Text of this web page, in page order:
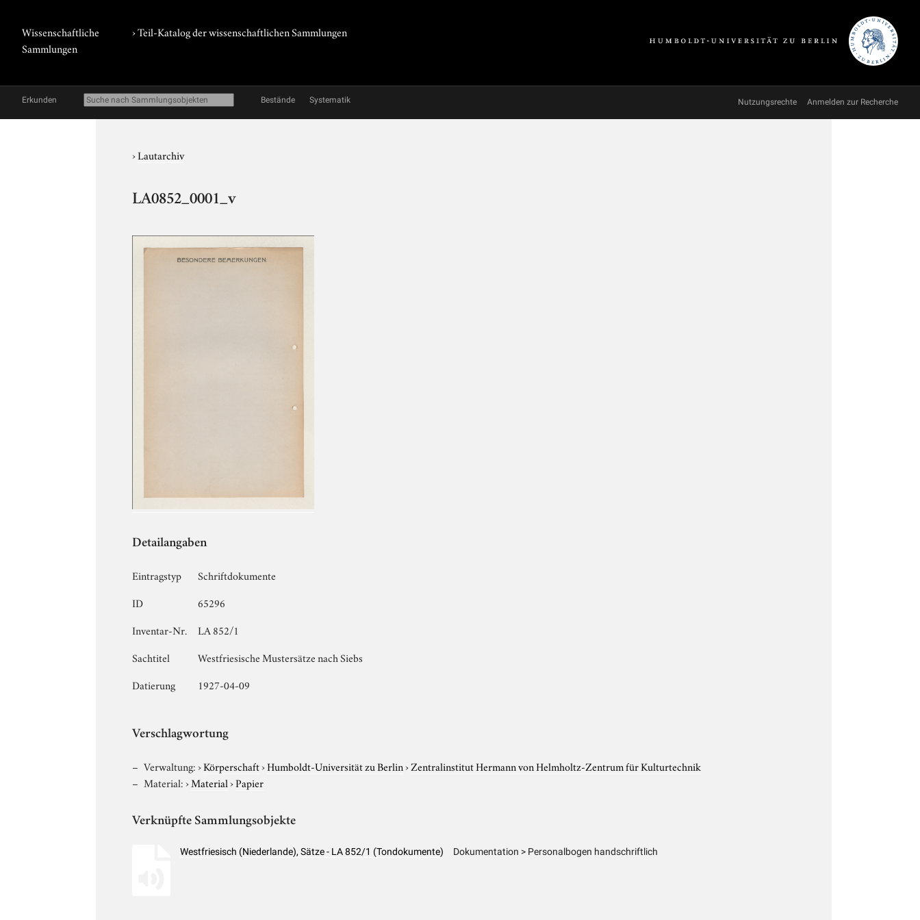
Wissenschaftliche
Sammlungen
› Teil-Katalog der wissenschaftlichen Sammlungen
Erkunden Bestände Systematik Nutzungsrechte Anmelden zur Recherche
›Lautarchiv
LA0852_0001_v
Detailangaben
Eintragstyp
Schriftdokumente
ID
65296
Inventar-Nr.
LA 852/1
Sachtitel
Westfriesische Mustersätze nach Siebs
Datierung
1927-04-09
Verschlagwortung
Verwaltung:›Körperschaft›Humboldt-Universität zu Berlin›Zentralinstitut Hermann von Helmholtz-Zentrum für Kulturtechnik
Material:›Material›Papier
Verknüpfte Sammlungsobjekte
Westfriesisch (Niederlande), Sätze - LA 852/1 (Tondokumente) Dokumentation > Personalbogen handschriftlich